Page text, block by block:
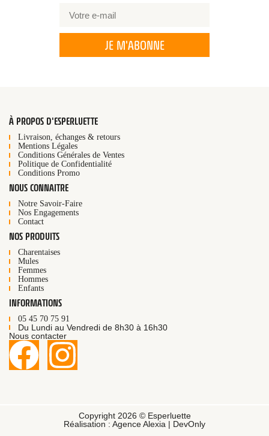
JE M'ABONNE
À PROPOS D'ESPERLUETTE
Livraison, échanges & retours
Mentions Légales
Conditions Générales de Ventes
Politique de Confidentialité
Conditions Promo
NOUS CONNAITRE
Notre Savoir-Faire
Nos Engagements
Contact
NOS PRODUITS
Charentaises
Mules
Femmes
Hommes
Enfants
INFORMATIONS
05 45 70 75 91
Du Lundi au Vendredi de 8h30 à 16h30
Nous contacter
Copyright 2026 © Esperluette
Réalisation : Agence Alexia | DevOnly